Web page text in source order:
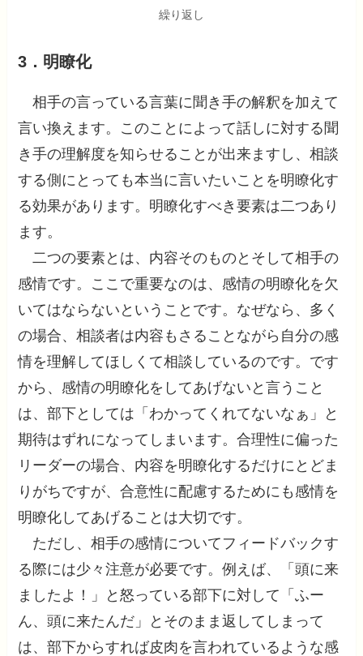
繰り返し
3．明瞭化
相手の言っている言葉に聞き手の解釈を加えて
言い換えます。このことによって話しに対する聞
き手の理解度を知らせることが出来ますし、相談
する側にとっても本当に言いたいことを明瞭化す
る効果があります。明瞭化すべき要素は二つあり
ます。
二つの要素とは、内容そのものとそして相手の
感情です。ここで重要なのは、感情の明瞭化を欠
いてはならないということです。なぜなら、多く
の場合、相談者は内容もさることながら自分の感
情を理解してほしくて相談しているのです。です
から、感情の明瞭化をしてあげないと言うこと
は、部下としては「わかってくれてないなぁ」と
期待はずれになってしまいます。合理性に偏った
リーダーの場合、内容を明瞭化するだけにとどま
りがちですが、合意性に配慮するためにも感情を
明瞭化してあげることは大切です。
ただし、相手の感情についてフィードバックす
る際には少々注意が必要です。例えば、「頭に来
ましたよ！」と怒っている部下に対して「ふー
ん、頭に来たんだ」とそのまま返してしまって
は、部下からすれば皮肉を言われているような感